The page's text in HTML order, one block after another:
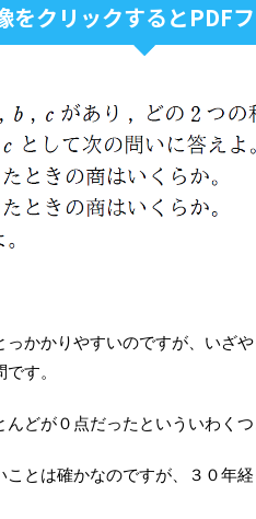
をクリックするとPDFフ
かかりやすいのですが、いざ
す。
どが０点だったといういわくつ
とは確かなのですが、３０年